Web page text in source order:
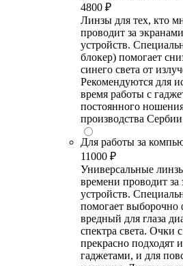
4800 ₽
Линзы для тех, кто
проводит за
устройств.
блокер) помогает
синего света от
Рекомендуются для
время работы с
постоянного
производства
Для работы за
11000 ₽
Универсальные
времени проводит
устройств.
помогает выборочно
вредный для глаза
спектра света. Очки
прекрасно подходят
гаджетами, и для